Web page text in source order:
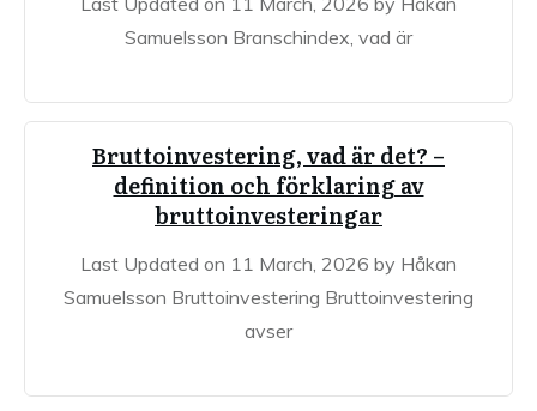
Samuelsson Branschindex, vad är
Bruttoinvestering, vad är det? –
definition och förklaring av
bruttoinvesteringar
Last Updated on 11 March, 2026 by Håkan
Samuelsson Bruttoinvestering Bruttoinvestering
avser